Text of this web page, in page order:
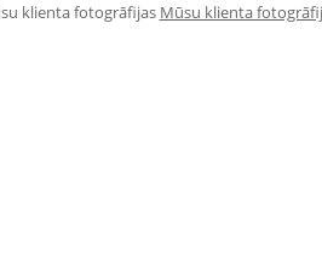
klienta fotogrāfijas Mūsu klienta